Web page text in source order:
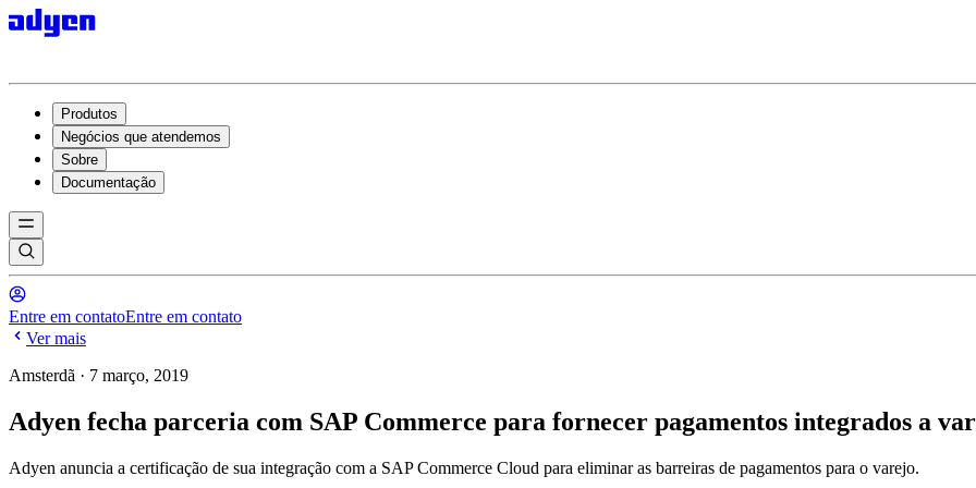
Produtos
Negócios que atendemos
Sobre
Documentação
Entre em contatoEntre em contato
Ver mais
Amsterdã · 7 março, 2019
Adyen fecha parceria com SAP Commerce para fornecer pagamentos integrados a
Adyen anuncia a certificação de sua integração com a SAP Commerce Cloud para eliminar as barreiras de pagamentos para o varejo.